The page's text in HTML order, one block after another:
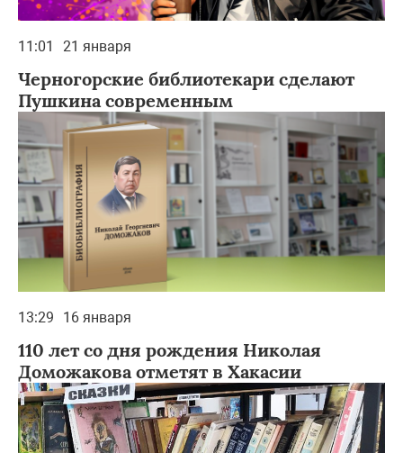
11:01 21 января
Черногорские библиотекари сделают
Пушкина современным
13:29 16 января
110 лет со дня рождения Николая
Доможакова отметят в Хакасии